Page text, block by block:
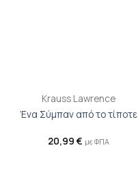
Krauss Lawrence
Ένα Σύμπαν από το τίποτε
20,99 € με ΦΠΑ